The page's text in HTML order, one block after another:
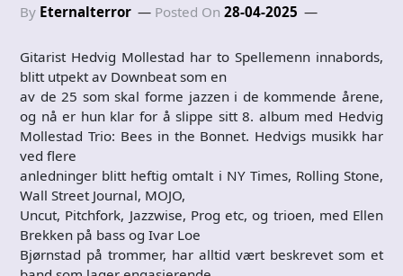
By Eternalterror Posted On 28-04-2025
Gitarist Hedvig Mollestad har to Spellemenn innabords,
blitt utpekt av Downbeat som en
av de 25 som skal forme jazzen i de kommende årene,
og nå er hun klar for å slippe sitt 8. album med Hedvig
Mollestad Trio: Bees in the Bonnet. Hedvigs musikk har
ved flere
anledninger blitt heftig omtalt i NY Times, Rolling Stone,
Wall Street Journal, MOJO,
Uncut, Pitchfork, Jazzwise, Prog etc, og trioen, med Ellen
Brekken på bass og Ivar Loe
Bjørnstad på trommer, har alltid vært beskrevet som et